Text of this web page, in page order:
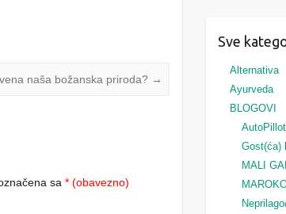
naša božanska priroda? →
sa* (obavezno)
Sve
Alternativa
Ayurveda
BLOGOVI
AutoPillot
Gost(ća)
MALI